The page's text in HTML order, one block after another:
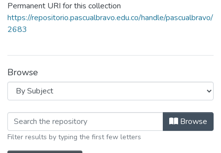
Permanent URI for this collection
https://repositorio.pascualbravo.edu.co/handle/pascualbravo/
2683
Browse
Browsing Maestría en Diseño yBrowse
Filter results by typing the first few letters